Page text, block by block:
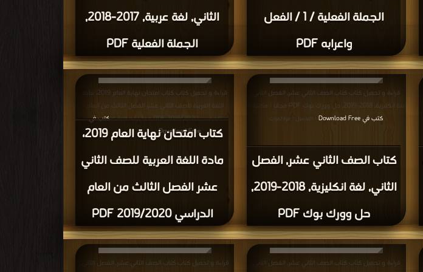
الثاني, لغة عربية, 2017-2018,
الجملة الفعلية PDF
الجملة الفعلية / 1 / الفعل
واعرابه PDF
كتاب امتحان نهاية العام 2019،
مادة اللغة العربية للصف الثاني
عشر الفصل الثالث من العام
الدراسي 2019/2020 PDF
قراءة و تحميل كتاب كتاب امتحان نهاية العام 2019، مادة
اللغة العربية للصف الثاني عشر الفصل الثالث من العام
الدراسي 2019/2020 PDF مجانا | مكتبة >
كتب في
Download Free | التحميل : مرة/مرات
كتاب الصف الثاني عشر, الفصل
الثاني, لغة انكليزية, 2018-2019,
حل وورك بوك PDF
قراءة و تحميل كتاب كتاب الصف الثاني عشر, الفصل الثاني,
لغة انكليزية, 2018-2019, حل وورك بوك PDF مجانا | مكتبة >
كتب في Download Free
| التحميل : مرة/مرات
قراءة و تحميل كتاب كتاب الصف الثاني عشر, الفصل الثاني,
قراءة و تحميل كتاب كتاب الصف الثاني عشر, الفصل الثاني,